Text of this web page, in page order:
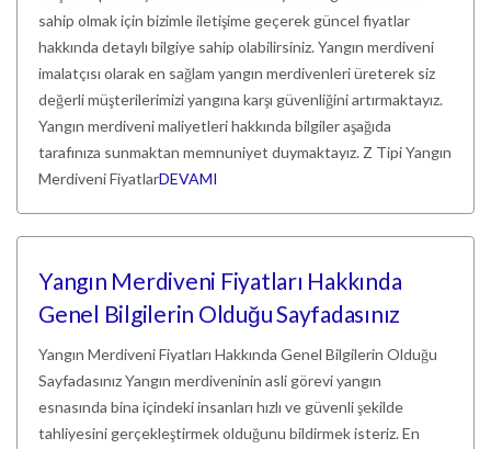
sahip olmak için bizimle iletişime geçerek güncel fiyatlar
hakkında detaylı bilgiye sahip olabilirsiniz. Yangın merdiveni
imalatçısı olarak en sağlam yangın merdivenleri üreterek siz
değerli müşterilerimizi yangına karşı güvenliğini artırmaktayız.
Yangın merdiveni maliyetleri hakkında bilgiler aşağıda
tarafınıza sunmaktan memnuniyet duymaktayız. Z Tipi Yangın
Merdiveni FiyatlarDEVAMI
Yangın Merdiveni Fiyatları Hakkında
Genel Bilgilerin Olduğu Sayfadasınız
Yangın Merdiveni Fiyatları Hakkında Genel Bilgilerin Olduğu
Sayfadasınız Yangın merdiveninin asli görevi yangın
esnasında bina içindeki insanları hızlı ve güvenli şekilde
tahliyesini gerçekleştirmek olduğunu bildirmek isteriz. En